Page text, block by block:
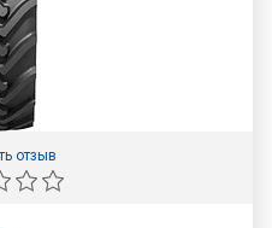
отзыв